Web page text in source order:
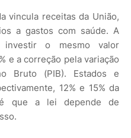
vincula receitas da União,
a gastos com saúde. A
investir o mesmo valor
e a correção pela variação
Bruto (PIB). Estados e
12% e 15% da
é que a lei depende de